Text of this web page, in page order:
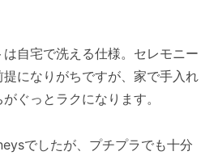
自宅で洗える仕様。セレモニー
になりがちですが、家で手入れ
ぐっとラクになります。
でしたが、プチプラでも十分